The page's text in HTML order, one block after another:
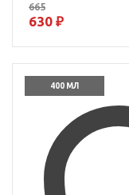
665
630 ₽
400 МЛ